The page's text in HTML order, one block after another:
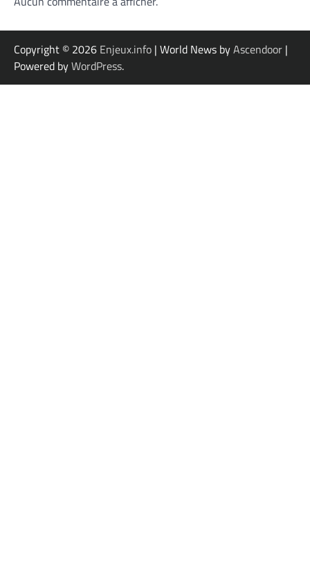
Copyright © 2026 Enjeux.info | World News byAscendoor |
Powered byWordPress.